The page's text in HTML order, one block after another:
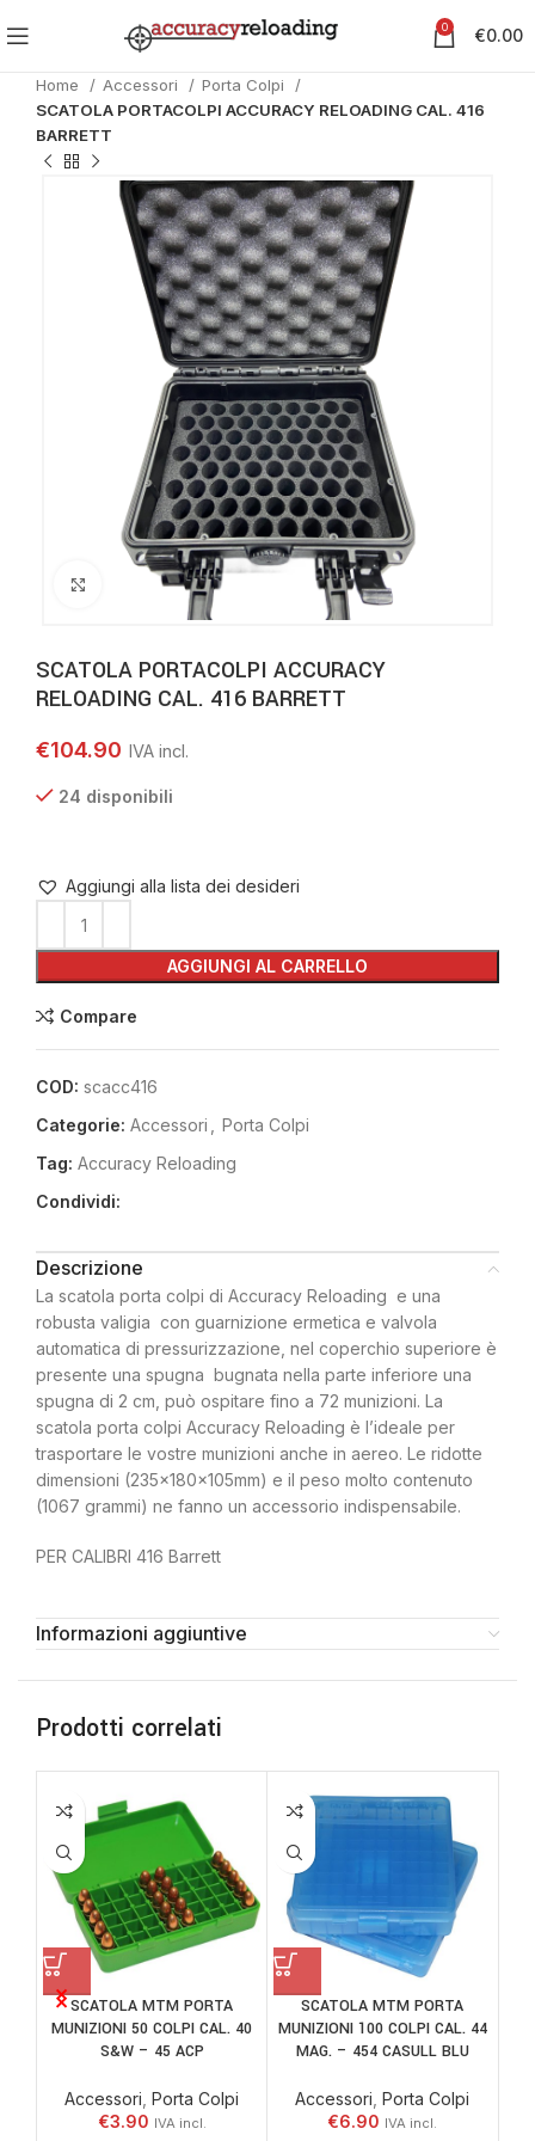
0 €0.00
Home Accessori
Porta Colpi
SCATOLA PORTACOLPI ACCURACY RELOADING CAL. 416
BARRETT
Clicca per ingrandire
SCATOLA PORTACOLPI ACCURACY
RELOADING CAL. 416 BARRETT
€104.90
24 disponibili
AGGIUNGI AL CARRELLO
Aggiungi alla lista dei desideri
Compare
COD: scacc416
Categorie: Accessori
Porta Colpi
Tag: Accuracy Reloading
Condividi:
Descrizione
La scatola porta colpi di Accuracy Reloading e una
robusta valigia con guarnizione ermetica e valvola
automatica di pressurizzazione, nel coperchio superiore è
presente una spugna bugnata nella parte inferiore una
spugna di 2 cm, può ospitare fino a 72 munizioni. La
scatola porta colpi Accuracy Reloading è l’ideale per
trasportare le vostre munizioni anche in aereo. Le ridotte
dimensioni (235x180x105mm) e il peso molto contenuto
(1067 grammi) ne fanno un accessorio indispensabile.
PER CALIBRI 416 Barrett
Informazioni aggiuntive
Prodotti correlati
SCATOLA MTM PORTA
MUNIZIONI 50 COLPI CAL. 40
S&W – 45 ACP
Accessori Porta Colpi
€3.90
SCATOLA MTM PORTA
MUNIZIONI 100 COLPI CAL. 44
MAG. – 454 CASULL BLU
Accessori Porta Colpi
€6.90